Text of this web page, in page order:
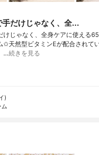
だけじゃなく、全...
けじゃなく、全身ケアに使える
✩天然型ビタミンEが配合されて
…続きを見る
)